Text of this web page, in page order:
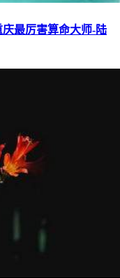
最厉害算命大师-陆